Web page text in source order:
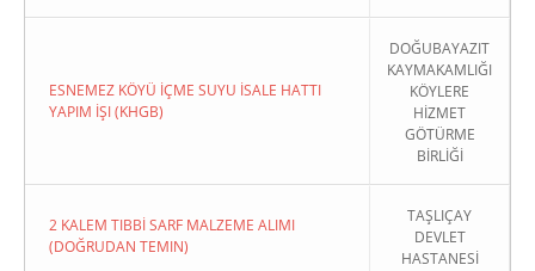
ESNEMEZ KÖYÜ İÇME SUYU İSALE HATTI
YAPIM İŞI (KHGB)
DOĞUBAYAZIT
KAYMAKAMLIĞI
KÖYLERE
HİZMET
GÖTÜRME
BİRLİĞİ
2 KALEM TIBBİ SARF MALZEME ALIMI
(DOĞRUDAN TEMIN)
TAŞLIÇAY
DEVLET
HASTANESİ